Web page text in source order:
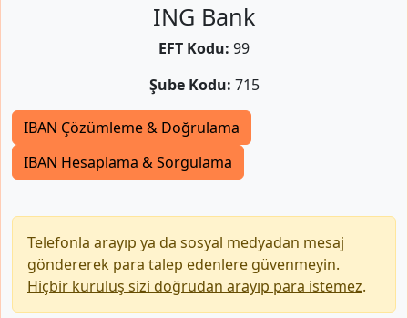
ING Bank
EFT Kodu: 99
Şube Kodu: 715
IBAN Çözümleme & Doğrulama
IBAN Hesaplama & Sorgulama
Telefonla arayıp ya da sosyal medyadan mesaj
göndererek para talep edenlere güvenmeyin.
Hiçbir kuruluş sizi doğrudan arayıp para istemez.